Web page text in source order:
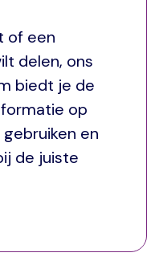
of een
delen, ons
biedt je de
op
en
de juiste